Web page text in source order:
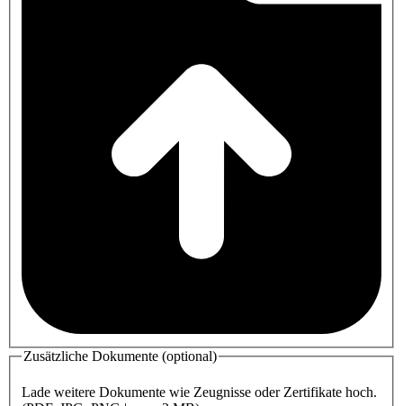
Zusätzliche Dokumente (optional)
Lade weitere Dokumente wie Zeugnisse oder Zertifikate hoch.